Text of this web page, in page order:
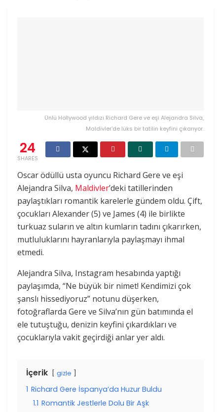
Ünlü Hollywood yıldızı Richard Gere ve eşi Alejandra Silva,
Maldivler'de lüks bir tatilin keyfini çıkarıyor.
24
SHARES
Oscar ödüllü usta oyuncu Richard Gere ve eşi
Alejandra Silva, Maldivler’deki tatillerinden
paylaştıkları romantik karelerle gündem oldu. Çift,
çocukları Alexander (5) ve James (4) ile birlikte
turkuaz suların ve altın kumların tadını çıkarırken,
mutluluklarını hayranlarıyla paylaşmayı ihmal
etmedi.
Alejandra Silva, Instagram hesabında yaptığı
paylaşımda, “Ne büyük bir nimet! Kendimizi çok
şanslı hissediyoruz” notunu düşerken,
fotoğraflarda Gere ve Silva’nın gün batımında el
ele tutuştuğu, denizin keyfini çıkardıkları ve
çocuklarıyla vakit geçirdiği anlar yer aldı.
İçerik gizle
1 Richard Gere İspanya’da Huzur Buldu
1.1 Romantik Jestlerle Dolu Bir Aşk